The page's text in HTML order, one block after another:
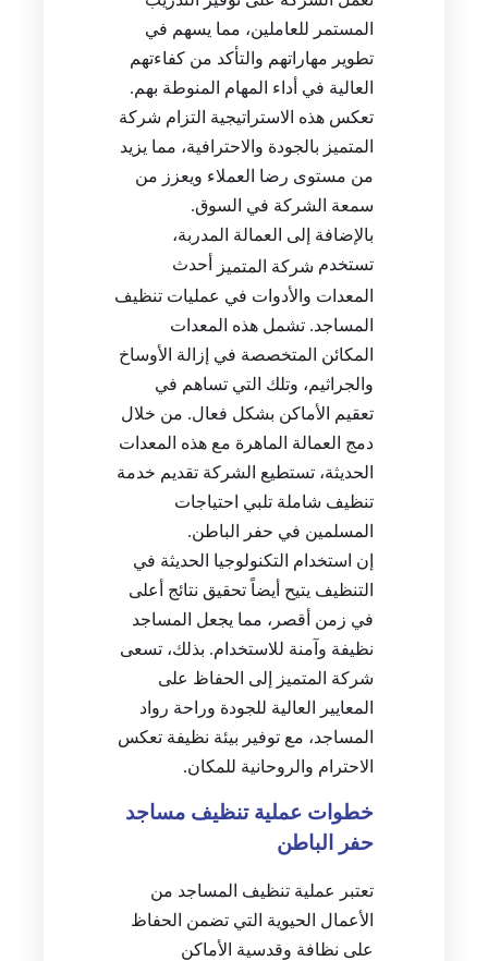
المستمر للعاملين، مما يسهم في
تطوير مهاراتهم والتأكد من كفاءتهم
العالية في أداء المهام المنوطة بهم.
تعكس هذه الاستراتيجية التزام شركة
المتميز بالجودة والاحترافية، مما يزيد
من مستوى رضا العملاء ويعزز من
سمعة الشركة في السوق.
بالإضافة إلى العمالة المدربة،
تستخدم شركة المتميز
أحدث
المعدات والأدوات في عمليات تنظيف
المساجد. تشمل هذه المعدات
المكائن المتخصصة في إزالة الأوساخ
والجراثيم، وتلك التي تساهم في
تعقيم الأماكن بشكل فعال. من خلال
دمج العمالة الماهرة مع هذه المعدات
الحديثة، تستطيع الشركة تقديم خدمة
تنظيف شاملة تلبي احتياجات
المسلمين في حفر الباطن.
إن استخدام التكنولوجيا الحديثة في
التنظيف يتيح أيضاً تحقيق نتائج أعلى
في زمن أقصر، مما يجعل المساجد
نظيفة وآمنة للاستخدام. بذلك، تسعى
شركة المتميز إلى الحفاظ على
المعايير العالية للجودة وراحة رواد
المساجد، مع توفير بيئة نظيفة تعكس
الاحترام والروحانية للمكان.
خطوات عملية تنظيف مساجد
حفر الباطن
تعتبر عملية تنظيف المساجد من
الأعمال الحيوية التي تضمن الحفاظ
على نظافة وقدسية الأماكن